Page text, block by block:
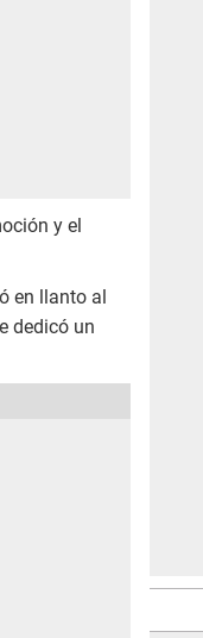
y el
en llanto al
dedicó un